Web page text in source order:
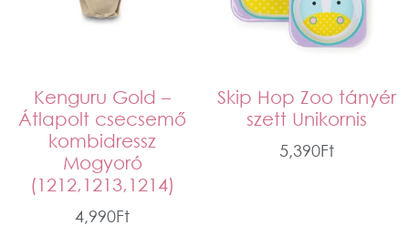
Kenguru Gold –
Átlapolt csecsemő
kombidressz
Mogyoró
(1212,1213,1214)
4,990Ft
Skip Hop Zoo tányér
szett Unikornis
5,390Ft